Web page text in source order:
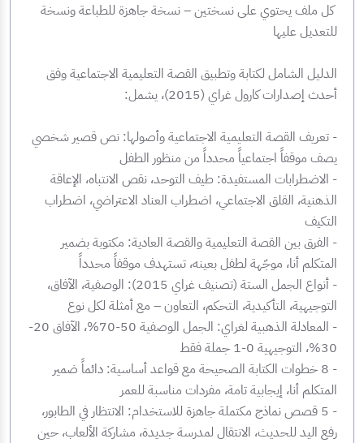
‏ كل ملف يحتوي على نسختين – نسخة جاهزة للطباعة ونسخة
للتعديل عليها
‏الدليل الشامل لكتابة وتطبيق القصة التعليمية الاجتماعية وفق
أحدث إصدارات كارول غراي (2015)، يشمل:
‏- تعريف القصة التعليمية الاجتماعية وأصولها: نص قصير شخصي
يصف موقفاً اجتماعياً محدداً من منظور الطفل
‏- الاضطرابات المستفيدة: طيف التوحد، نقص الانتباه، الإعاقة
الذهنية، القلق الاجتماعي، اضطراب العناد الاعتراضي، اضطراب
التكيف
‏- الفرق بين القصة التعليمية والقصة العادية: مكتوبة بضمير
المتكلم أنا، موجّهة لطفل بعينه، تستهدف موقفاً محدداً
‏- أنواع الجمل الستة (تصنيف غراي 2015): الوصفية، الآفاق،
التوجيهية، التأكيدية، التحكم، التعاون – مع أمثلة لكل نوع
‏- المعادلة الذهبية لغراي: الجمل الوصفية 50-70%، الآفاق 20-
30%، التوجيهية 0-1 جملة فقط
‏- 8 خطوات الكتابة الصحيحة مع قواعد أساسية: دائماً ضمير
المتكلم أنا، إيجابية تامة، مفردات مناسبة للعمر
‏- 5 قصص نماذج مكتملة جاهزة للاستخدام: الانتظار في الطابور،
رفع اليد للحديث، الانتقال لمدرسة جديدة، مشاركة الألعاب، حين